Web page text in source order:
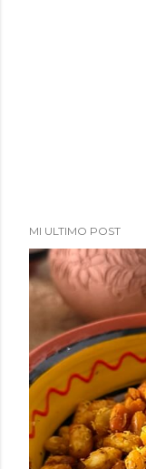
MI ULTIMO POST